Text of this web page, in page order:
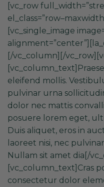
[vc_row
[vc_single_image
[/vc_column][/
eleifend mollis.
pulvinar urna
dolor nec mattis
posuere lorem eget,
Duis aliquet, eros in
laoreet nisi, nec
Nullam sit amet dia[/
[vc_column_text]Cras
consectetur dolor